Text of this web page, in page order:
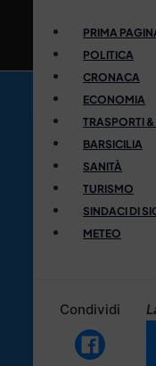
PRIMA
POLITICA
CRONACA
ECONOMIA
TRASPORTI
BARSICILIA
SANITÀ
TURISMO
SINDACI DI
METEO
Condividi